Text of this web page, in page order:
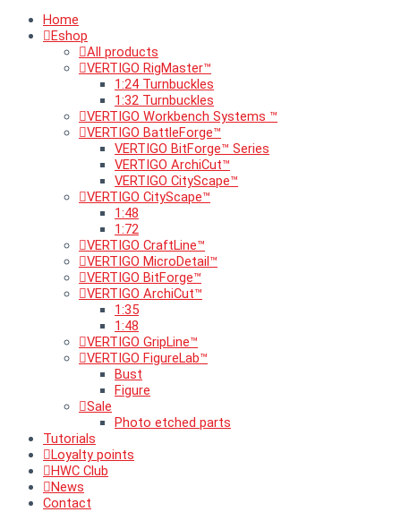
Home
Eshop
All products
VERTIGO RigMaster™
1:24 Turnbuckles
1:32 Turnbuckles
VERTIGO Workbench Systems ™
VERTIGO BattleForge™
VERTIGO BitForge™ Series
VERTIGO ArchiCut™
VERTIGO CityScape™
VERTIGO CityScape™
1:48
1:72
VERTIGO CraftLine™
VERTIGO MicroDetail™
VERTIGO BitForge™
VERTIGO ArchiCut™
1:35
1:48
VERTIGO GripLine™
VERTIGO FigureLab™
Bust
Figure
Sale
Photo etched parts
Tutorials
Loyalty points
HWC Club
News
Contact